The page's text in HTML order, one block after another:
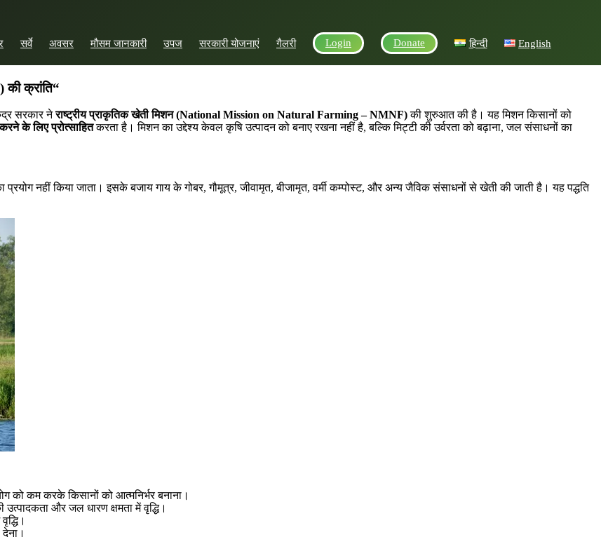
सर्वे अवसर मौसम जानकारी उपज सरकारी योजनाएं गैलरी Login Donate हिन्दी English
की क्रांति“
सरकार नेराष्ट्रीय प्राकृतिक खेती मिशन(National Mission on Natural Farming – NMNF)की शुरुआत की है। यह मिशन किसानों को
करने के लिए प्रोत्साहितकरता है। मिशन का उद्देश्य केवल कृषि उत्पादन को बनाए रखना नहीं है, बल्कि मिट्टी की उर्वरता को बढ़ाना, जल संसाधनों का
नहीं किया जाता। इसके बजाय गाय के गोबर, गौमूत्र, जीवामृत, बीजामृत, वर्मी कम्पोस्ट, और अन्य जैविक संसाधनों से खेती की जाती है। यह पद्धति
को कम करके किसानों को आत्मनिर्भर बनाना।
और जल धारण क्षमता में वृद्धि।